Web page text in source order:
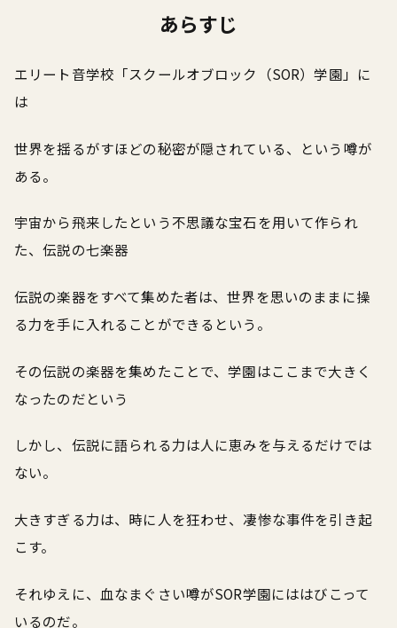
あらすじ
エリート音学校「スクールオブロック（SOR）学園」に
は
世界を揺るがすほどの秘密が隠されている、という噂が
ある。
宇宙から飛来したという不思議な宝石を用いて作られ
た、伝説の七楽器――
伝説の楽器をすべて集めた者は、世界を思いのままに操
る力を手に入れることができるという。
その伝説の楽器を集めたことで、学園はここまで大きく
なったのだという
しかし、伝説に語られる力は人に恵みを与えるだけでは
ない。
大きすぎる力は、時に人を狂わせ、凄惨な事件を引き起
こす。
それゆえに、血なまぐさい噂がSOR学園にははびこって
いるのだ。